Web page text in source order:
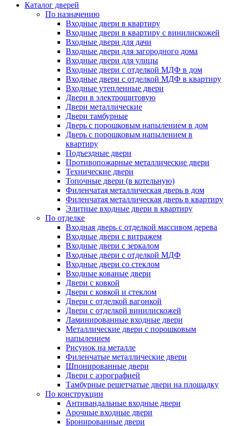
Каталог дверей
По назначению
Входные двери в квартиру
Входные двери в квартиру с винилискожей
Входные двери для дачи
Входные двери для загородного дома
Входные двери для улицы
Входные двери с отделкой МДФ в дом
Входные двери с отделкой МДФ в квартиру
Входные утепленные двери
Двери в электрощитовую
Двери металлические
Двери тамбурные
Дверь с порошковым напылением в дом
Дверь с порошковым напылением в
квартиру
Подъездные двери
Противопожарные металлические двери
Технические двери
Топочные двери (в котельную)
Филенчатая металлическая дверь в дом
Филенчатая металлическая дверь в квартиру
Элитные входные двери в квартиру
По отделке
Входная дверь с отделкой массивом дерева
Входные двери с витражем
Входные двери с зеркалом
Входные двери с отделкой МДФ
Входные двери со стеклом
Входные кованые двери
Двери с ковкой
Двери с ковкой и стеклом
Двери с отделкой вагонкой
Двери с отделкой винилискожей
Ламинированные входные двери
Металлические двери с порошковым
напылением
Рисунок на металле
Филенчатые металлические двери
Шпонированные двери
Двери с аэрографией
Тамбурные решетчатые двери на площадку
По конструкции
Антивандальные входные двери
Арочные входные двери
Бронированные двери